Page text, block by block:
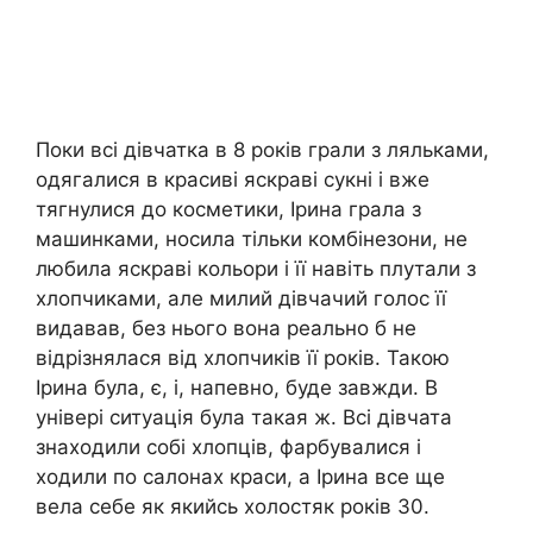
Поки всі дівчатка в 8 років грали з ляльками,
одягалися в красиві яскраві сукні і вже
тягнулися до косметики, Ірина грала з
машинками, носила тільки комбінезони, не
любила яскраві кольори і її навіть плутали з
хлопчиками, але милий дівчачий голос її
видавав, без нього вона реально б не
відрізнялася від хлопчиків її років. Такою
Ірина була, є, і, напевно, буде завжди. В
універі ситуація була такая ж. Всі дівчата
знаходили собі хлопців, фарбувалися і
ходили по салонах краси, а Ірина все ще
вела себе як якийсь холостяк років 30.